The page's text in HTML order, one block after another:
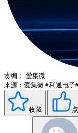
责编： 爱集微
来源：爱集微 #利通电子
收藏